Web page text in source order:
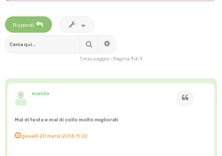
Rispondi
Cerca
1 messaggio • Pagina 1 di 1
marida
Mal di testa e mal di collo molto migliorati
giovedì 20 marzo 2014, 11:02